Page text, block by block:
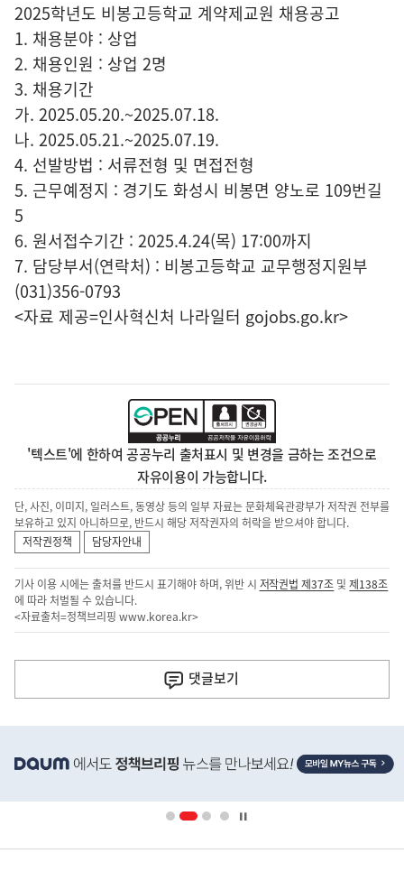
2025학년도 비봉고등학교 계약제교원 채용공고
1. 채용분야 : 상업
2. 채용인원 : 상업 2명
3. 채용기간
가. 2025.05.20.~2025.07.18.
나. 2025.05.21.~2025.07.19.
4. 선발방법 : 서류전형 및 면접전형
5. 근무예정지 : 경기도 화성시 비봉면 양노로 109번길
5
6. 원서접수기간 : 2025.4.24(목) 17:00까지
7. 담당부서(연락처) : 비봉고등학교 교무행정지원부
(031)356-0793
<자료 제공=인사혁신처 나라일터 gojobs.go.kr>
'텍스트'에 한하여 공공누리 출처표시 및 변경을 금하는 조건으로
자유이용이 가능합니다.
단, 사진, 이미지, 일러스트, 동영상 등의 일부 자료는 문화체육관광부가 저작권 전부를
보유하고 있지 아니하므로, 반드시 해당 저작권자의 허락을 받으셔야 합니다.
저작권정책
담당자안내
기사 이용 시에는 출처를 반드시 표기해야 하며, 위반 시 저작권법 제37조 및제138조
에 따라 처벌될 수 있습니다.
<자료출처=정책브리핑 www.korea.kr>
다
음
기
댓글보기
단
영